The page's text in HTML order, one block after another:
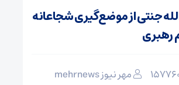
جنتی از موضع‌گیری شجاعانه
رهبری
مهر نیوز mehrnews